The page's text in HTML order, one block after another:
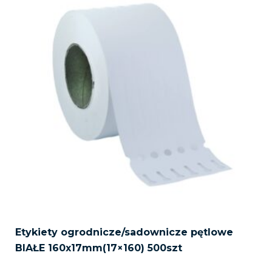
Etykiety ogrodnicze/sadownicze pętlowe
BIAŁE 160x17mm(17×160) 500szt